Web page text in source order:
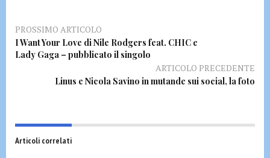
PROSSIMO ARTICOLO
I Want Your Love di Nile Rodgers feat. CHIC e
Lady Gaga – pubblicato il singolo
ARTICOLO PRECEDENTE
Linus e Nicola Savino in mutande sui social, la foto
Articoli correlati